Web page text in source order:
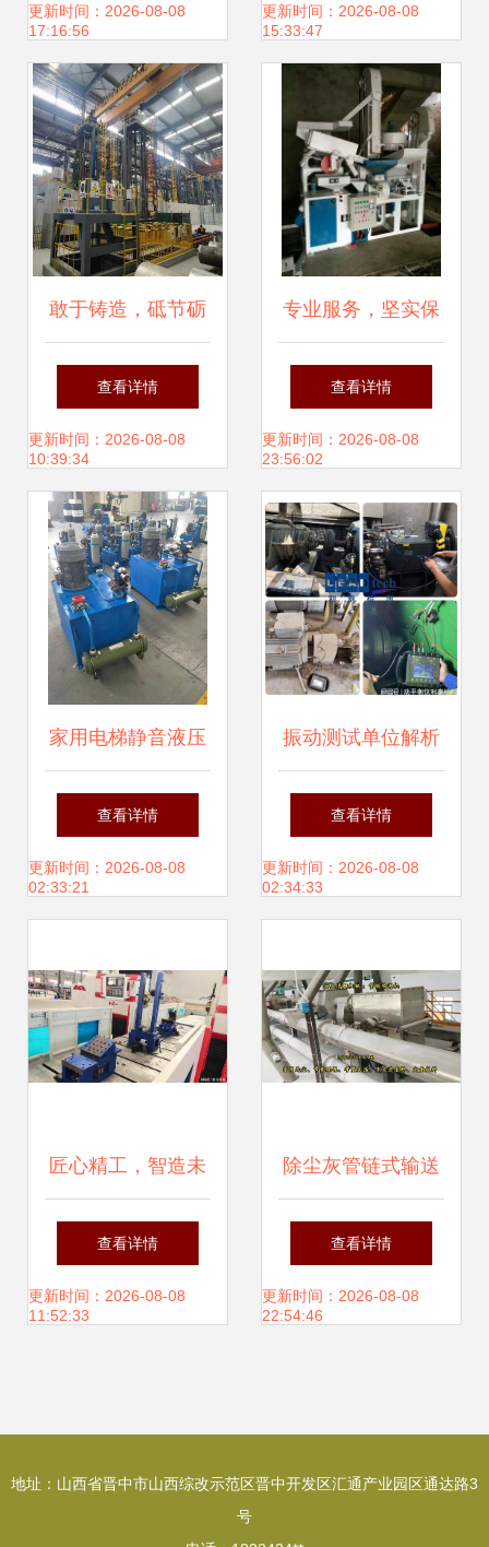
务至上之道
更新时间：2026-08-08
17:16:56
技术在巴斯克制造
业中的传承与创新
更新时间：2026-08-08
15:33:47
敢于铸造，砥节砺
行——宝钛集团装
备科技公司真
实“牛”械风范
查看详情
更新时间：2026-08-08
10:39:34
专业服务，坚实保
障——官渡区金谷
普通机械设备经营
部设备安装服务介
绍
查看详情
更新时间：2026-08-08
23:56:02
家用电梯静音液压
泵站实力厂商推荐
济南盛金机械领
提供专业安装服务
查看详情
更新时间：2026-08-08
02:33:21
振动测试单位解析
及其在普通机械设
备安装服务中的应
查看详情
更新时间：2026-08-08
02:34:33
匠心精工，智造未
来 济南章力机械深
耕加工领域，赋能
查看详情
更新时间：2026-08-08
11:52:33
除尘灰管链式输送
设备 广东实拍介绍
与专业安装服务解
查看详情
更新时间：2026-08-08
22:54:46
地址：山西省晋中市山西综改示范区晋中开发区汇通产业园区通达路3
号